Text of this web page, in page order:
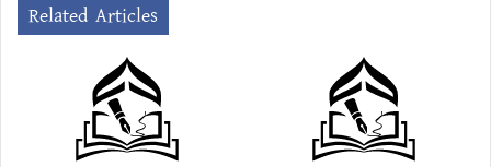
Related Articles